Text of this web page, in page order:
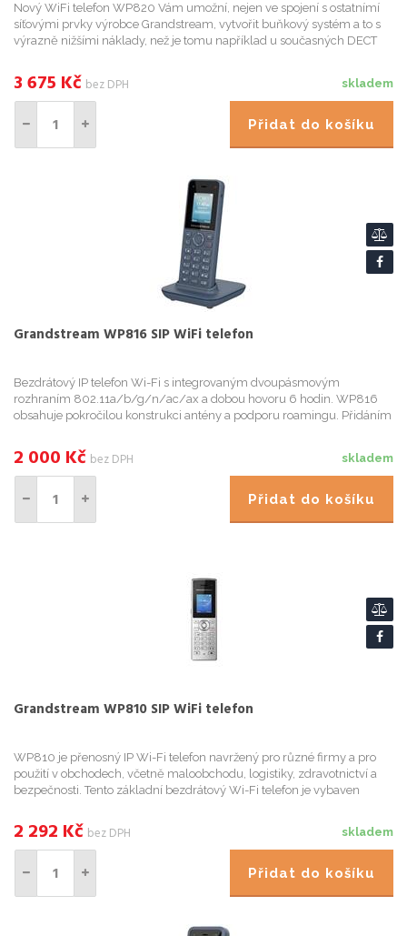
Nový WiFi telefon WP820 Vám umožní, nejen ve spojení s ostatnímí
síťovými prvky výrobce Grandstream, vytvořit buňkový systém a to s
výrazně nižšími náklady, než je tomu například u současných DECT
skladem
3 675 Kč bez DPH
Přidat do košíku
Grandstream WP816 SIP WiFi telefon
Bezdrátový IP telefon Wi-Fi s integrovaným dvoupásmovým
rozhraním 802.11a/b/g/n/ac/ax a dobou hovoru 6 hodin. WP816
obsahuje pokročilou konstrukci antény a podporu roamingu. Přidáním
cenově d...
skladem
2 000 Kč bez DPH
Přidat do košíku
Grandstream WP810 SIP WiFi telefon
WP810 je přenosný IP Wi-Fi telefon navržený pro různé firmy a pro
použití v obchodech, včetně maloobchodu, logistiky, zdravotnictví a
bezpečnosti. Tento základní bezdrátový Wi-Fi telefon je vybaven
skladem
2 292 Kč bez DPH
Přidat do košíku